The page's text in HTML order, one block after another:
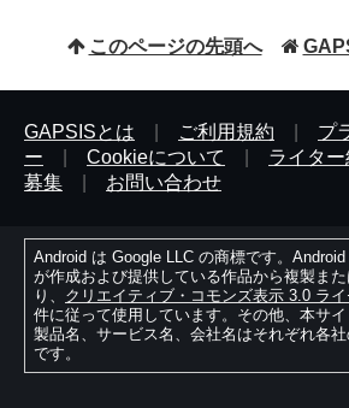
このページの先頭へ
GAPSISとは ご利用規約
プ
ー
Cookieについて ライター
募集
お問い合わせ
Android は Google LLC の商標です。
が作成および提供している作品から複製ま
り、 クリエイティブ・コモンズ表示 3.0 ラ
件に従って使用しています。その他、本サ
製品名、サービス名、会社名はそれぞれ各
です。